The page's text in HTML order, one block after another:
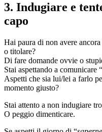
3. Indugiare e
capo
Hai paura di non avere
o titolare?
Di fare domande ovvie o
Stai aspettando a comunicare
Aspetti che sia lui/lei a farlo
momento giusto?
Stai attento a non indugiare
O peggio dimenticare.